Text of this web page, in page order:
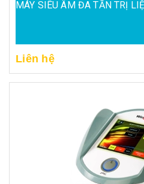
MÁY SIÊU ÂM ĐA TẦN TRỊ
Liên hệ